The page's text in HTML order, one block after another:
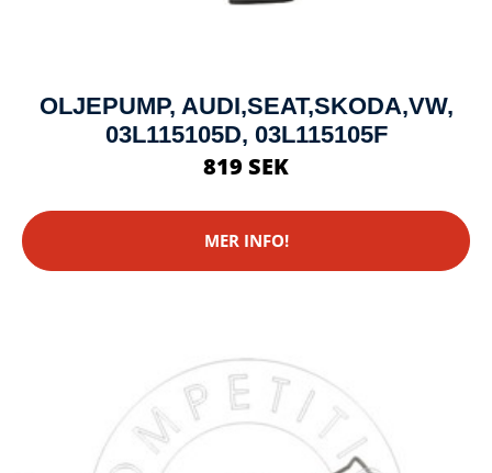
OLJEPUMP, AUDI,SEAT,SKODA,VW,
03L115105D, 03L115105F
819 SEK
MER INFO!